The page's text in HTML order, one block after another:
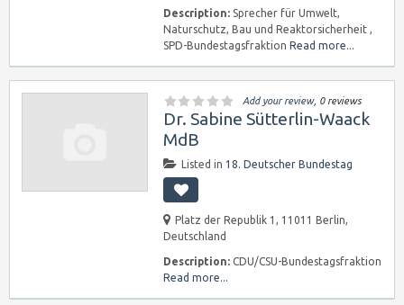
Description: Sprecher für Umwelt,
Naturschutz, Bau und Reaktorsicherheit ,
SPD-Bundestagsfraktion Read more...
Add your review, 0 reviews
Dr. Sabine Sütterlin-Waack
MdB
Listed in 18. Deutscher Bundestag
Platz der Republik 1, 11011 Berlin,
Deutschland
Description: CDU/CSU-Bundestagsfraktion
Read more...